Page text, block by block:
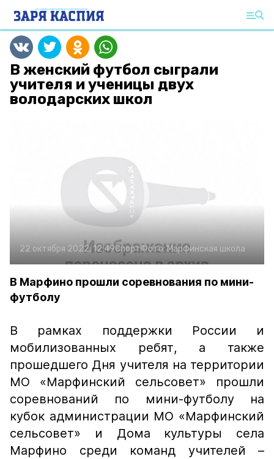
В женский футбол сыграли
учителя и ученицы двух
володарских школ
22 октября 2022, 12:49СпортФото:Марфинская школа
В Марфино прошли соревнования по мини-
футболу
В рамках поддержки России и
мобилизованных ребят, а также
прошедшего Дня учителя на территории
МО «Марфинский сельсовет» прошли
соревнований по мини-футболу на
кубок администрации МО «Марфинский
сельсовет» и Дома культуры села
Марфино среди команд учителей –